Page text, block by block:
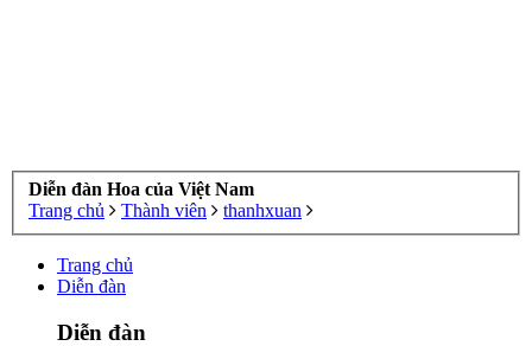
Diễn đàn Hoa của Việt Nam
Trang chủ
Thành viên thanhxuan
Trang chủ
Diễn đàn
Diễn đàn